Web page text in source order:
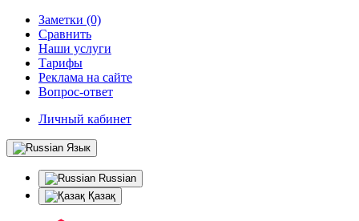
Заметки (0)
Сравнить
Наши услуги
Тарифы
Реклама на сайте
Вопрос-ответ
Личный кабинет
Язык
Russian
Қазақ